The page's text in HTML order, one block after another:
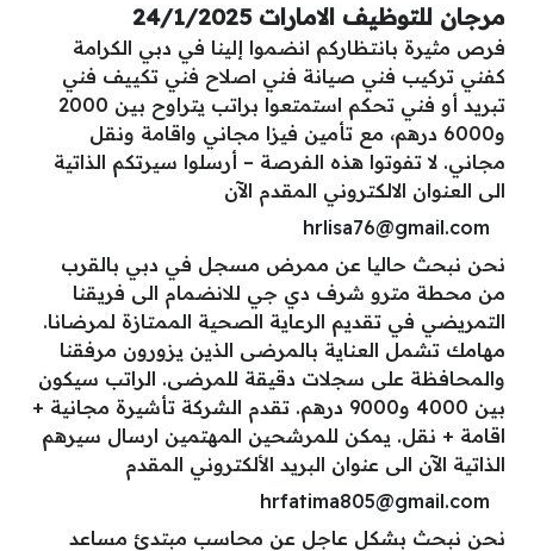
مرجان للتوظيف الامارات 24/1/2025
فرص مثيرة بانتظاركم انضموا إلينا في دبي الكرامة
كفني تركيب فني صيانة فني اصلاح فني تكييف فني
تبريد أو فني تحكم استمتعوا براتب يتراوح بين 2000
و6000 درهم، مع تأمين فيزا مجاني واقامة ونقل
مجاني. لا تفوتوا هذه الفرصة – أرسلوا سيرتكم الذاتية
الى العنوان الالكتروني المقدم الآن
hrlisa76@gmail.com
نحن نبحث حاليا عن ممرض مسجل في دبي بالقرب
من محطة مترو شرف دي جي للانضمام الى فريقنا
التمريضي في تقديم الرعاية الصحية الممتازة لمرضانا.
مهامك تشمل العناية بالمرضى الذين يزورون مرفقنا
والمحافظة على سجلات دقيقة للمرضى. الراتب سيكون
بين 4000 و9000 درهم. تقدم الشركة تأشيرة مجانية +
اقامة + نقل. يمكن للمرشحين المهتمين ارسال سيرهم
الذاتية الآن الى عنوان البريد الألكتروني المقدم
hrfatima805@gmail.com
نحن نبحث بشكل عاجل عن محاسب مبتدئ مساعد